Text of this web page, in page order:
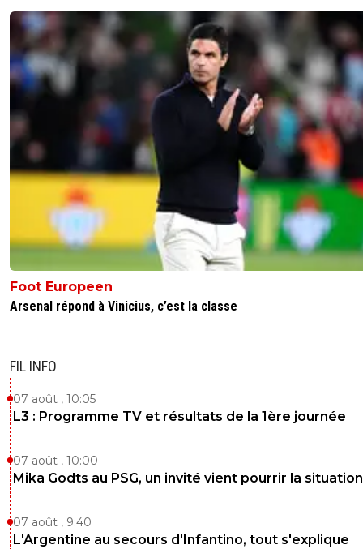
Foot Europeen
Arsenal répond à Vinicius, c’est la classe
FIL INFO
07 août , 10:05
L3 : Programme TV et résultats de la 1ère journée
07 août , 10:00
Mika Godts au PSG, un invité vient pourrir la situation
07 août , 9:40
L'Argentine au secours d'Infantino, tout s'explique